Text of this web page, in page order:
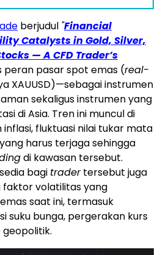
berjudul "Financial
Catalysts in Gold, Silver,
— A CFD Trader’s
peran pasar spot emas (real-
XAUUSD)—sebagai instrumen
sekaligus instrumen yang
di Asia. Tren ini muncul di
fluktuasi nilai tukar mata
harus terjaga sehingga
di kawasan tersebut.
bagi tradertersebut juga
volatilitas yang
saat ini, termasuk
suku bunga, pergerakan kurs
geopolitik.